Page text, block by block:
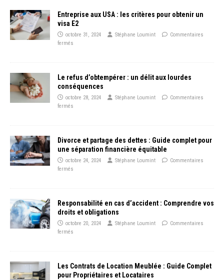
Entreprise aux USA : les critères pour obtenir un
visa E2
octobre 31, 2024 Stéphane Loumint
Commentaires
fermés
Le refus d’obtempérer : un délit aux lourdes
conséquences
octobre 28, 2024 Stéphane Loumint
Commentaires
fermés
Divorce et partage des dettes : Guide complet pour
une séparation financière équitable
octobre 24, 2024 Stéphane Loumint
Commentaires
fermés
Responsabilité en cas d’accident : Comprendre vos
droits et obligations
octobre 20, 2024 Stéphane Loumint
Commentaires
fermés
Les Contrats de Location Meublée : Guide Complet
pour Propriétaires et Locataires